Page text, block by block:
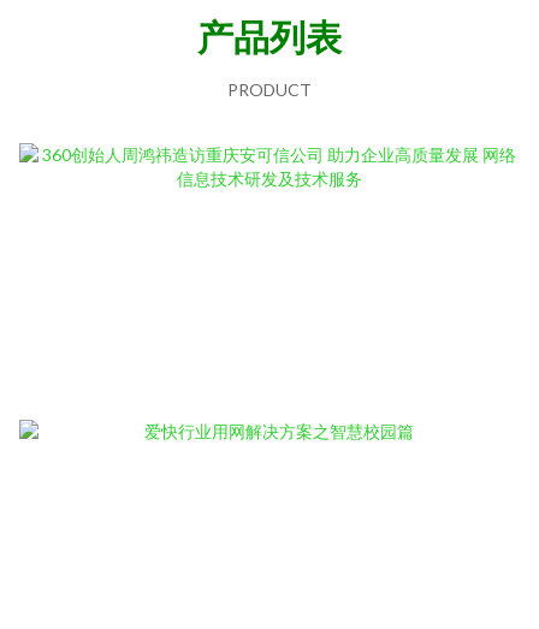
产品列表
PRODUCT